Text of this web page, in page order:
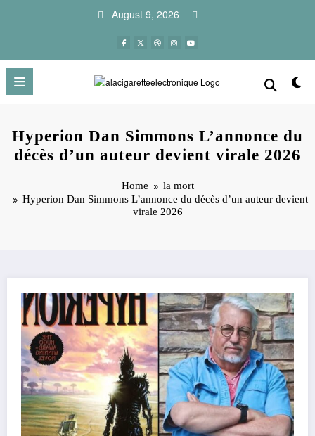
August 9, 2026
Hyperion Dan Simmons L’annonce du
décès d’un auteur devient virale 2026
Home
la mort
Hyperion Dan Simmons L’annonce du décès d’un auteur devient
virale 2026